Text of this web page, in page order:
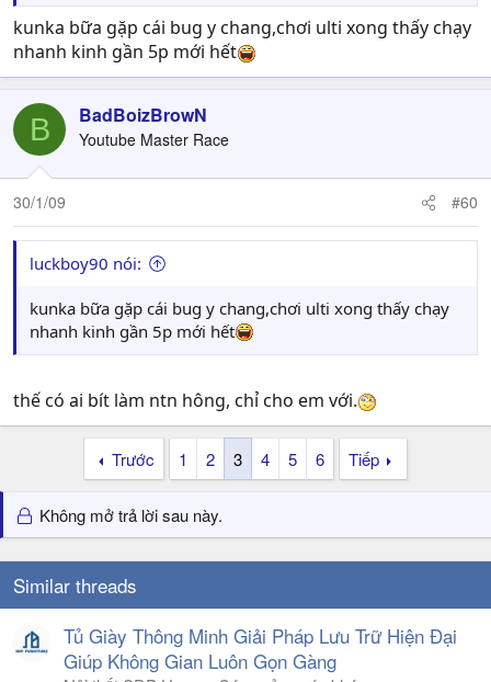
kunka bữa gặp cái bug y chang,chơi ulti xong thấy chạy
nhanh kinh gần 5p mới hết
B BadBoizBrowN
Youtube Master Race
30/1/09 #60
luckboy90 nói:
kunka bữa gặp cái bug y chang,chơi ulti xong thấy chạy
nhanh kinh gần 5p mới hết
thế có ai bít làm ntn hông, chỉ cho em với.
Trước 1 2 3 4 5 6 Tiếp
Không mở trả lời sau này.
Similar threads
Tủ Giày Thông Minh Giải Pháp Lưu Trữ Hiện Đại
Giúp Không Gian Luôn Gọn Gàng